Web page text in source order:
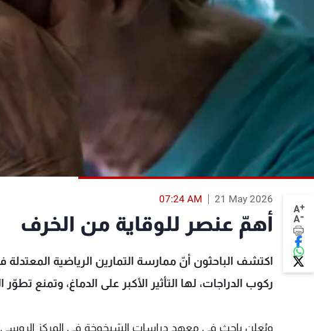
A+
A-
21 May 2026
07:24 AM
أهمّ عنصر للوقاية من الخرف
اكتشف الباحثون أنّ ممارسة التمارين الرياضية
ركوب الدراجات، لها التأثير الأكبر على الدماغ، وتمنع
ويُعلن باحث في معهد دراسات الشيخوخة في المركز